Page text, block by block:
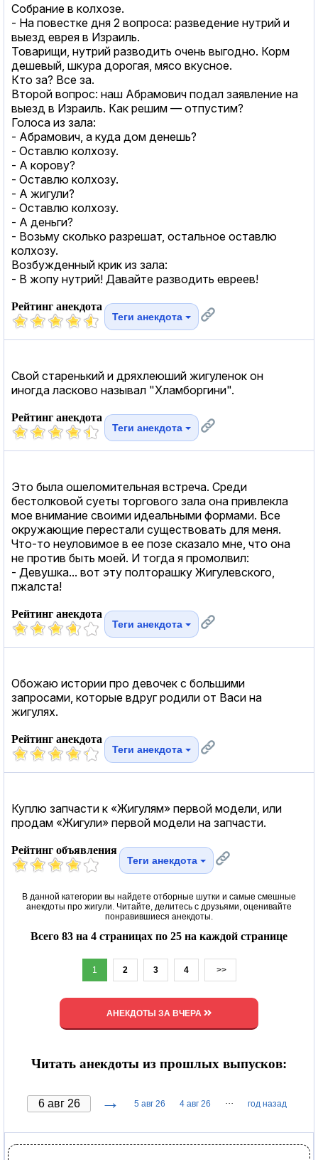
Собрание в колхозе.
- На повестке дня 2 вопроса: разведение нутрий и
выезд еврея в Израиль.
Товарищи, нутрий разводить очень выгодно. Корм
дешевый, шкура дорогая, мясо вкусное.
Кто за? Все за.
Второй вопрос: наш Абрамович подал заявление на
выезд в Израиль. Как решим — отпустим?
Голоса из зала:
- Абрамович, а куда дом денешь?
- Оставлю колхозу.
- А корову?
- Оставлю колхозу.
- А жигули?
- Оставлю колхозу.
- А деньги?
- Возьму сколько разрешат, остальное оставлю
колхозу.
Возбужденный крик из зала:
- В жопу нутрий! Давайте разводить евреев!
Рейтинг анекдота
Теги анекдота
Свой старенький и дряхлеюший жигуленок он
иногда ласково называл "Хламборгини".
Рейтинг анекдота
Теги анекдота
Это была ошеломительная встреча. Среди
бестолковой суеты торгового зала она привлекла
мое внимание своими идеальными формами. Все
окружающие перестали существовать для меня.
Что-то неуловимое в ее позе сказало мне, что она
не против быть моей. И тогда я промолвил:
- Девушка... вот эту полторашку Жигулевского,
пжалста!
Рейтинг анекдота
Теги анекдота
Обожаю истории про девочек с большими
запросами, которые вдруг родили от Васи на
жигулях.
Рейтинг анекдота
Теги анекдота
Куплю запчасти к «Жигулям» первой модели, или
продам «Жигули» первой модели на запчасти.
Рейтинг объявления
Теги анекдота
В данной категории вы найдете отборные шутки и самые смешные
анекдоты про жигули. Читайте, делитесь с друзьями, оценивайте
понравившиеся анекдоты.
Всего 83 на 4 страницах по 25 на каждой странице
1 2 3 4 >>
АНЕКДОТЫ ЗА ВЧЕРА
Читать анекдоты из прошлых выпусков:
→ 5 авг 26 4 авг 26 ··· год назад